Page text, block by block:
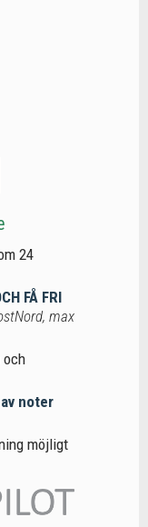
24
FÅ FRI
max
och
noter
möjligt